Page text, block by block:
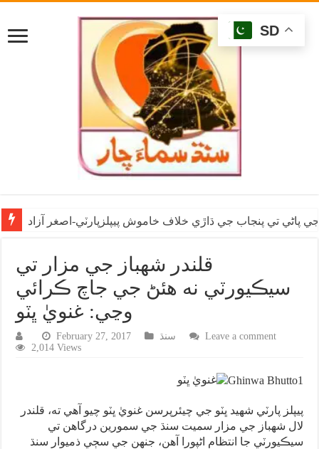
پاڻي تي پنجاب جي ڌاڙي خلاف خاموش پيپلزپارٽي-اصغر آزاد
قلندر شهباز جي مزار تي
سيڪيورٽي نه هئڻ جي جاچ ڪرائي
وڃي: غنويٰ ڀٽو
February 27, 2017 سنڌ
Leave a comment
2,014 Views
غنويٰ ڀٽو
پيپلز پارٽي شهيد ڀٽو جي چيئرپرسن غنويٰ ڀٽو چيو آهي ته، قلندر
لال شهباز جي مزار سميت سنڌ جي سمورين درگاهن تي
سيڪيورٽي جا انتظام اڻپورا آهن، جنهن جي سڄي ذميوار سنڌ
SD